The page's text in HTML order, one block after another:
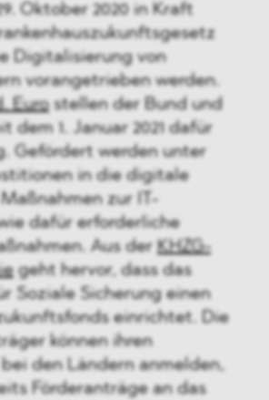
Oktober 2020 in Kraft
Digitalisierung von
vorangetrieben werden.
Eurostellen der Bund und
dem 1. Januar 2021 dafür
Gefördert werden unter
in die digitale
zur IT-
dafür erforderliche
Aus der KHZG-
geht hervor, dass das
Soziale Sicherung einen
einrichtet. Die
können ihren
den Ländern anmelden,
Förderanträge an das